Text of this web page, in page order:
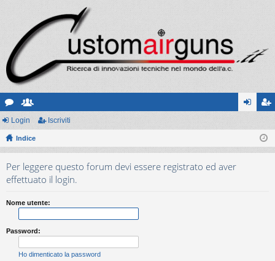
or
u
sc
ritt riv
Login Iscriviti
Indice
Per leggere questo forum devi essere registrato ed aver
effettuato il login.
Nome utente:
Password:
Ho dimenticato la password